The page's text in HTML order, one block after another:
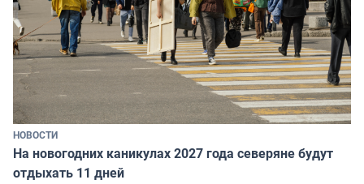
НОВОСТИ
На новогодних каникулах 2027 года северяне будут
отдыхать 11 дней